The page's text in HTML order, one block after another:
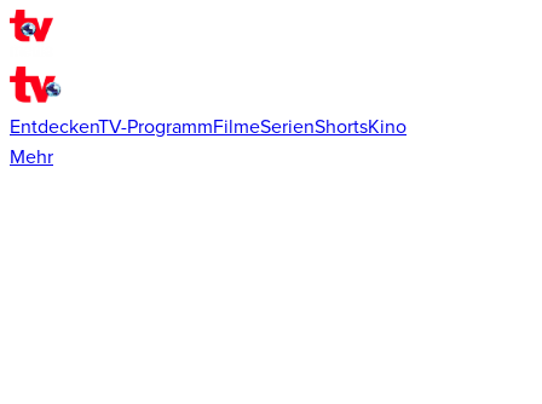
EntdeckenTV-ProgrammFilmeSerienShortsKino
Mehr